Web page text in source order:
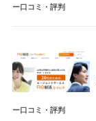
ー口コミ・評判
ー口コミ・評判